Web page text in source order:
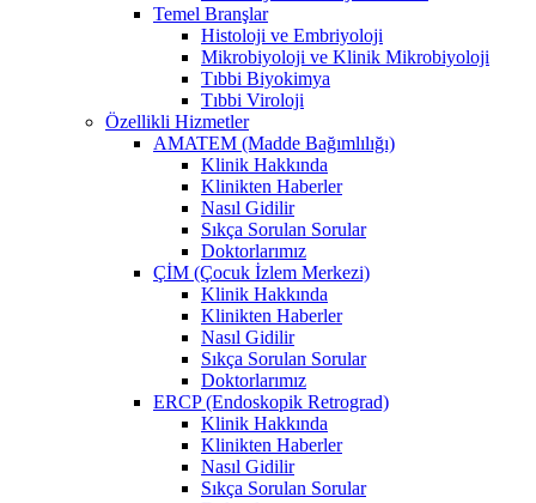
Temel Branşlar
Histoloji ve Embriyoloji
Mikrobiyoloji ve Klinik Mikrobiyoloji
Tıbbi Biyokimya
Tıbbi Viroloji
Özellikli Hizmetler
AMATEM (Madde Bağımlılığı)
Klinik Hakkında
Klinikten Haberler
Nasıl Gidilir
Sıkça Sorulan Sorular
Doktorlarımız
ÇİM (Çocuk İzlem Merkezi)
Klinik Hakkında
Klinikten Haberler
Nasıl Gidilir
Sıkça Sorulan Sorular
Doktorlarımız
ERCP (Endoskopik Retrograd)
Klinik Hakkında
Klinikten Haberler
Nasıl Gidilir
Sıkça Sorulan Sorular